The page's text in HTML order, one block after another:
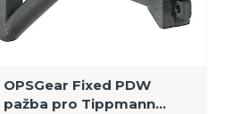
p
r
d
OPSGear Fixed PDW
pažba pro Tippmann